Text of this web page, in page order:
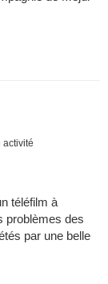
activité
téléfilm à
problèmes des
par une belle